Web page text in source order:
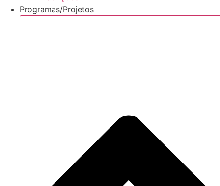
Programas/Projetos